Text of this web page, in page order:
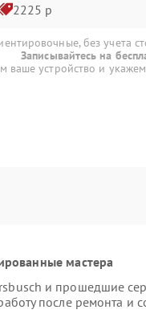
2225 р
без учета
Записывайтесь на
ваше устройство и
мастера
и прошедшие
после ремонта и